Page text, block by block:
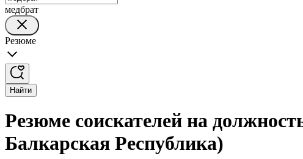
медбрат
Резюме
Найти
Резюме соискателей на
Балкарская Республика)